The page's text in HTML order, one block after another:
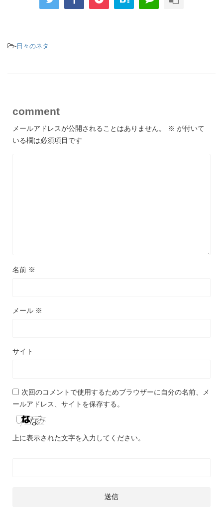
- 日々のネタ
comment
メールアドレスが公開されることはありません。 ※ が付いて
いる欄は必須項目です
名前 ※
メール ※
サイト
次回のコメントで使用するためブラウザーに自分の名前、メ
ールアドレス、サイトを保存する。
上に表示された文字を入力してください。